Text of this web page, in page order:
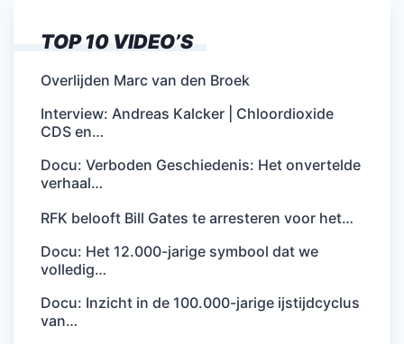
TOP 10 VIDEO’S
Overlijden Marc van den Broek
Interview: Andreas Kalcker | Chloordioxide
CDS en…
Docu: Verboden Geschiedenis: Het onvertelde
verhaal…
RFK belooft Bill Gates te arresteren voor het…
Docu: Het 12.000-jarige symbool dat we
volledig…
Docu: Inzicht in de 100.000-jarige ijstijdcyclus
van…